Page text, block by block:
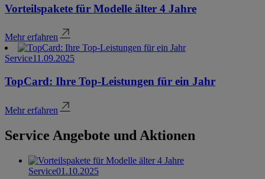
Vorteilspakete für Modelle älter 4 Jahre
Mehr erfahren
Service11.09.2025
TopCard: Ihre Top-Leistungen für ein Jahr
Mehr erfahren
Service Angebote und Aktionen
Service01.10.2025